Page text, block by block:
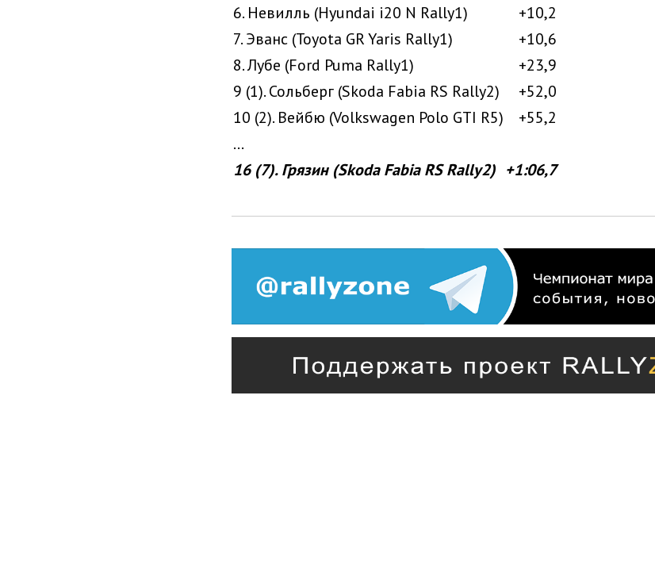
6. Невилль (Hyundai i20 N Rally1)
+10,2
7. Эванс (Toyota GR Yaris Rally1)
+10,6
8. Лубе (Ford Puma Rally1)
+23,9
9 (1). Сольберг (Skoda Fabia RS Rally2)
+52,0
10 (2). Вейбю (Volkswagen Polo GTI R5)
+55,2
...
16 (7). Грязин (Skoda Fabia RS Rally2) +1:06,7